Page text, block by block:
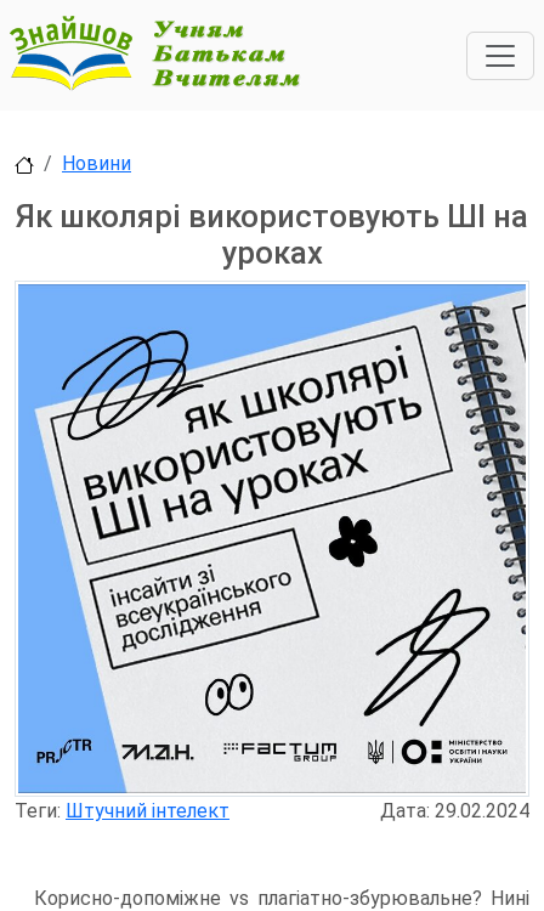
Новини
Як школярі використовують ШІ на
уроках
Теги: Штучний інтелект Дата: 29.02.2024
Корисно-допоміжне vs плагіатно-збурювальне? Нині